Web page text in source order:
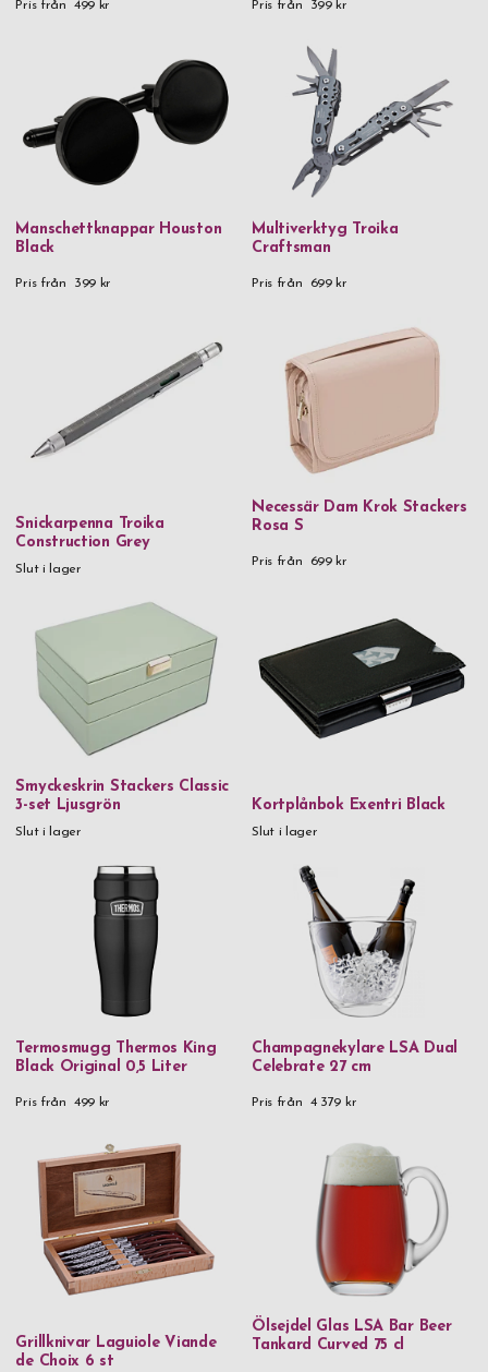
Pris från 499 kr Pris från 399 kr
Manschettknappar Houston
Black
Pris från 399 kr
Multiverktyg Troika
Craftsman
Pris från 699 kr
Snickarpenna Troika
Construction Grey
Slut i lager
Necessär Dam Krok Stackers
Rosa S
Pris från 699 kr
Smyckeskrin Stackers Classic
3-set Ljusgrön
Slut i lager
Kortplånbok Exentri Black
Slut i lager
Termosmugg Thermos King
Black Original 0,5 Liter
Pris från 499 kr
Champagnekylare LSA Dual
Celebrate 27 cm
Pris från 4 379 kr
Grillknivar Laguiole Viande
de Choix 6 st
Ölsejdel Glas LSA Bar Beer
Tankard Curved 75 cl